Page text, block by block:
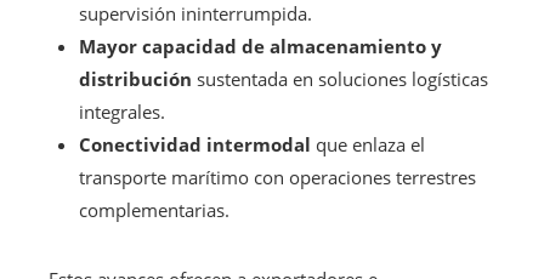
supervisión ininterrumpida.
Mayor capacidad de almacenamiento y
distribución sustentada en soluciones logísticas
integrales.
Conectividad intermodal que enlaza el
transporte marítimo con operaciones terrestres
complementarias.